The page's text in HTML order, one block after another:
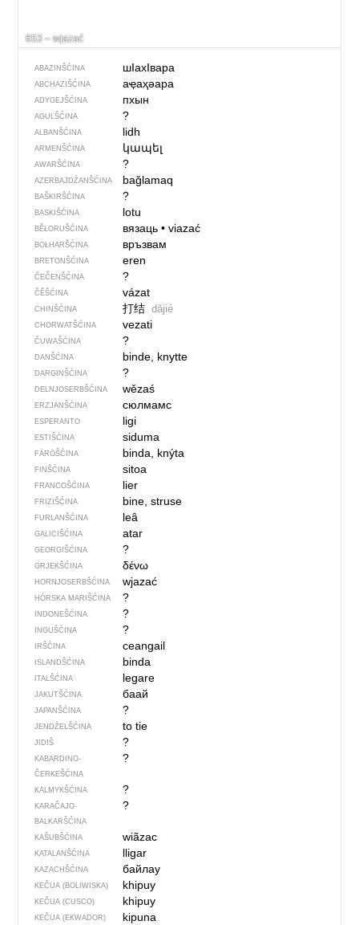
653 – wjazać
ABAZINŠĆINA шIахIвара
ABCHAZIŠĆINA аҿаҳәара
ADYGEJŠĆINA пхын
AGULŠĆINA ?
ALBANŠĆINA lidh
ARMENŠĆINA կապել
AWARŠĆINA ?
AZERBAJDŹANŠĆINA bağlamaq
BAŠKIRŠĆINA ?
BASKIŠĆINA lotu
BĚŁORUŠĆINA вязаць• viazać
BOŁHARŠĆINA връзвам
BRETONŠĆINA eren
ČEČENŠĆINA ?
ČĚŠĆINA vázat
CHINŠĆINA 打结 dǎjié
CHORWATŠĆINA vezati
ČUWAŠĆINA ?
DANŠĆINA binde, knytte
DARGINŠĆINA ?
DELNJOSERBŠĆINA wězaś
ERZJANŠĆINA сюлмамс
ESPERANTO ligi
ESTIŠĆINA siduma
FÄRÖŠĆINA binda, knýta
FINŠĆINA sitoa
FRANCOŠĆINA lier
FRIZIŠĆINA bine, struse
FURLANŠĆINA leâ
GALICIŠĆINA atar
GEORGIŠĆINA ?
GRJEKŠĆINA δένω
HORNJOSERBŠĆINA wjazać
HÓRSKA MARIŠĆINA ?
INDONEŠĆINA ?
INGUŠĆINA ?
IRŠĆINA ceangail
ISLANDŠĆINA binda
ITALŠĆINA legare
JAKUTŠĆINA баай
JAPANŠĆINA ?
JENDŹELŠĆINA to tie
JIDIŠ ?
KABARDINO-
ČERKEŠĆINA
?
KALMYKŠĆINA ?
KARAČAJO-
BALKARŠĆINA
?
KAŠUBŠĆINA wiãzac
KATALANŠĆINA lligar
KAZACHŠĆINA байлау
KEČUA (BOLIWISKA) khipuy
KEČUA (CUSCO) khipuy
KEČUA (EKWADOR) kipuna